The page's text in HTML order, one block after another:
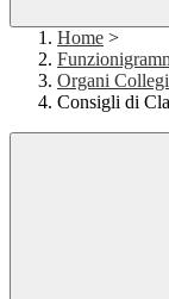
Home >
Organi
Consigli di